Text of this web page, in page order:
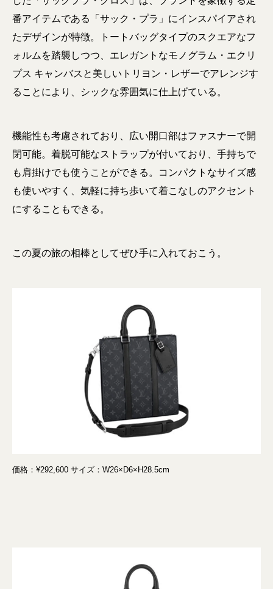
番アイテムである「サック・プラ」にインスパイアされ
たデザインが特徴。トートバッグタイプのスクエアなフ
ォルムを踏襲しつつ、エレガントなモノグラム・エクリ
プス キャンバスと美しいトリヨン・レザーでアレンジす
ることにより、シックな雰囲気に仕上げている。
機能性も考慮されており、広い開口部はファスナーで開
閉可能。着脱可能なストラップが付いており、手持ちで
も肩掛けでも使うことができる。コンパクトなサイズ感
も使いやすく、気軽に持ち歩いて着こなしのアクセント
にすることもできる。
この夏の旅の相棒としてぜひ手に入れておこう。
価格：¥292,600 サイズ：W26×D6×H28.5cm